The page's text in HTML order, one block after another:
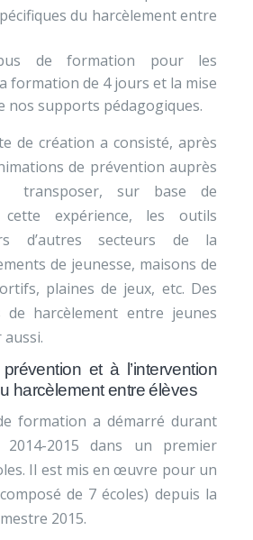
du harcèlement entre
de formation pour les
formation de 4 jours et la mise
nos supports pédagogiques.
de création a consisté, après
de prévention auprès
transposer, sur base de
cette expérience, les outils
d’autres secteurs de la
de jeunesse, maisons de
plaines de jeux, etc. Des
harcèlement entre jeunes
et à l’intervention
harcèlement entre élèves
formation a démarré durant
2014-2015 dans un premier
Il est mis en œuvre pour un
de 7 écoles) depuis la
2015.